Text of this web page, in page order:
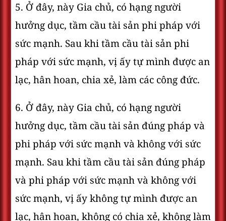
5. Ở đây, này Gia chủ, có hạng người
hưởng dục, tầm cầu tài sản phi pháp với
sức mạnh. Sau khi tầm cầu tài sản phi
pháp với sức mạnh, vị ấy tự mình được an
lạc, hân hoan, chia xẻ, làm các công đức.
6. Ở đây, này Gia chủ, có hạng người
hưởng dục, tầm cầu tài sản đúng pháp và
phi pháp với sức mạnh và không với sức
mạnh. Sau khi tầm cầu tài sản đúng pháp
và phi pháp với sức mạnh và không với
sức mạnh, vị ấy không tự mình được an
lạc, hân hoan, không có chia xẻ, không làm